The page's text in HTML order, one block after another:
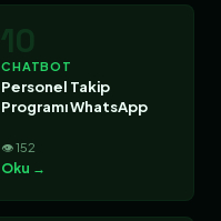
10
CHATBOT
Personel Takip
Programı WhatsApp
👁 152
Oku →